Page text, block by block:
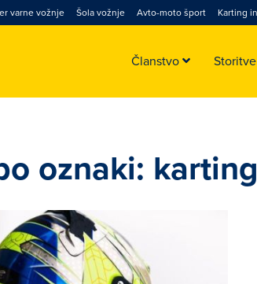
varne vožnje Šola vožnje Avto-moto šport Karting
Članstvo
oznaki: karting